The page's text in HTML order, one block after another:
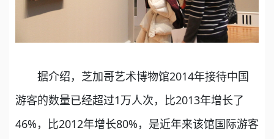
据介绍，芝加哥艺术博物馆2014年接待中国
游客的数量已经超过1万人次，比2013年增长了
46%，比2012年增长80%，是近年来该馆国际游客